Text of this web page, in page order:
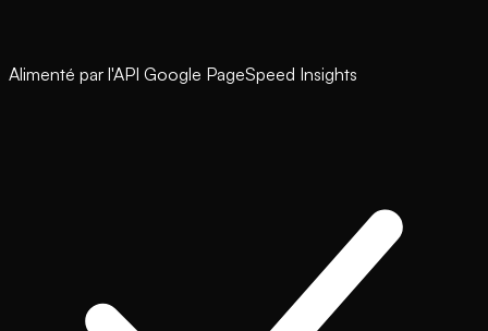
Alimenté par l'API Google PageSpeed Insights